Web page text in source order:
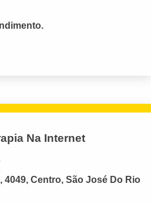
Na Internet
4049, Centro, São José Do Rio